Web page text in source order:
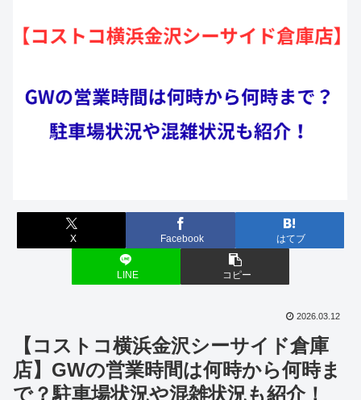
X Facebook はてブ
LINE コピー
2026.03.12
【コストコ横浜金沢シーサイド倉庫
店】GWの営業時間は何時から何時ま
で？駐車場状況や混雑状況も紹介！